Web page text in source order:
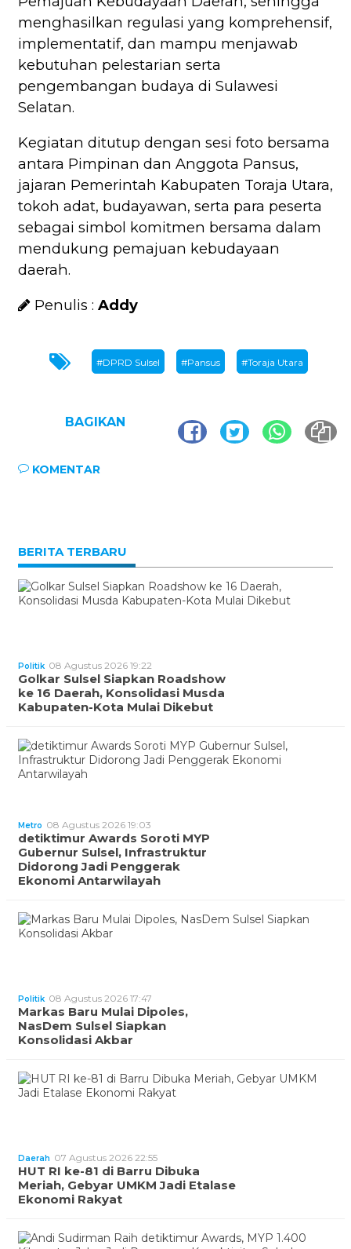
menghasilkan regulasi yang komprehensif,
implementatif, dan mampu menjawab
kebutuhan pelestarian serta
pengembangan budaya di Sulawesi
Selatan.
Kegiatan ditutup dengan sesi foto bersama
antara Pimpinan dan Anggota Pansus,
jajaran Pemerintah Kabupaten Toraja Utara,
tokoh adat, budayawan, serta para peserta
sebagai simbol komitmen bersama dalam
mendukung pemajuan kebudayaan
daerah.
Penulis : Addy
#DPRD Sulsel #Pansus #Toraja Utara
BAGIKAN
KOMENTAR
BERITA TERBARU
Politik 08 Agustus 2026 19:22
Golkar Sulsel Siapkan Roadshow
ke 16 Daerah, Konsolidasi Musda
Kabupaten-Kota Mulai Dikebut
Metro 08 Agustus 2026 19:03
detiktimur Awards Soroti MYP
Gubernur Sulsel, Infrastruktur
Didorong Jadi Penggerak
Ekonomi Antarwilayah
Politik 08 Agustus 2026 17:47
Markas Baru Mulai Dipoles,
NasDem Sulsel Siapkan
Konsolidasi Akbar
Daerah 07 Agustus 2026 22:55
HUT RI ke-81 di Barru Dibuka
Meriah, Gebyar UMKM Jadi Etalase
Ekonomi Rakyat